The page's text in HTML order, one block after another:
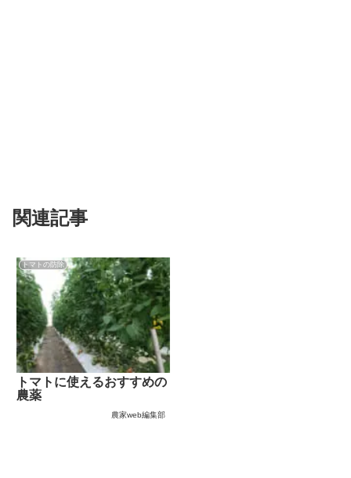
関連記事
トマトの防除
トマトに使えるおすすめの
農薬
農家web編集部